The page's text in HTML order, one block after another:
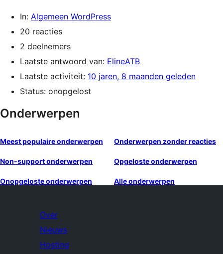
In: Algemeen WordPress
20 reacties
2 deelnemers
Laatste antwoord van: ElineATB
Laatste activiteit: 10 jaren, 8 maanden geleden
Status: onopgelost
Onderwerpen
Meest populaire onderwerpen Onderwerpen zonder reacties
Non-support onderwerpen Opgeloste onderwerpen
Onopgeloste onderwerpen Alle onderwerpen
Over
Nieuws
Hosting